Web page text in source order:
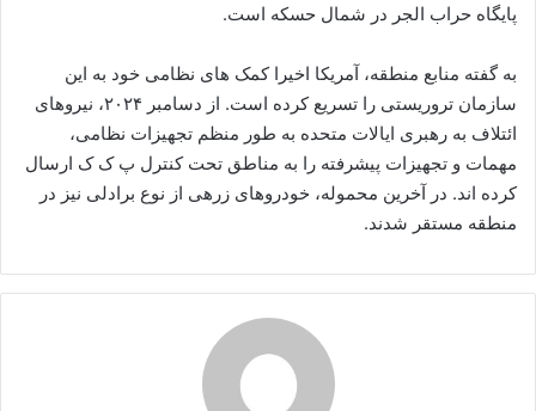
پایگاه حراب الجر در شمال حسکه است.
به گفته منابع منطقه، آمریکا اخیرا کمک های نظامی خود به این
سازمان تروریستی را تسریع کرده است. از دسامبر ۲۰۲۴، نیروهای
ائتلاف به رهبری ایالات متحده به طور منظم تجهیزات نظامی،
مهمات و تجهیزات پیشرفته را به مناطق تحت کنترل پ ک ک ارسال
کرده اند. در آخرین محموله، خودروهای زرهی از نوع برادلی نیز در
منطقه مستقر شدند.